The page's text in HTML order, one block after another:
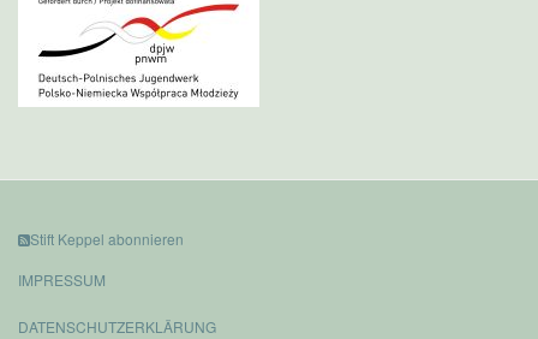
Stift Keppel abonnieren
IMPRESSUM
DATENSCHUTZERKLÄRUNG